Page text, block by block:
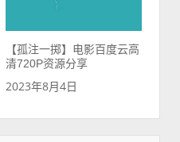
【孤注一掷】电影百度云高
清720P资源分享
2023年8月4日